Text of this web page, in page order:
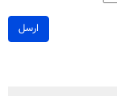
ارسل